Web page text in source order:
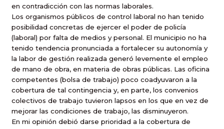
en contradicción con las normas laborales.
Los organismos públicos de control laboral no han tenido
posibilidad concretas de ejercer el poder de policía
(laboral) por falta de medios y personal. El municipio no ha
tenido tendencia pronunciada a fortalecer su autonomía y
la labor de gestión realizada generó levemente el empleo
de mano de obra, en materia de obras públicas. Las oficina
competentes (bolsa de trabajo) poco coadyuvaron a la
cobertura de tal contingencia y, en parte, los convenios
colectivos de trabajo tuvieron lapsos en los que en vez de
mejorar las condiciones de trabajo, las disminuyeron.
En mi opinión debió darse prioridad a la cobertura de